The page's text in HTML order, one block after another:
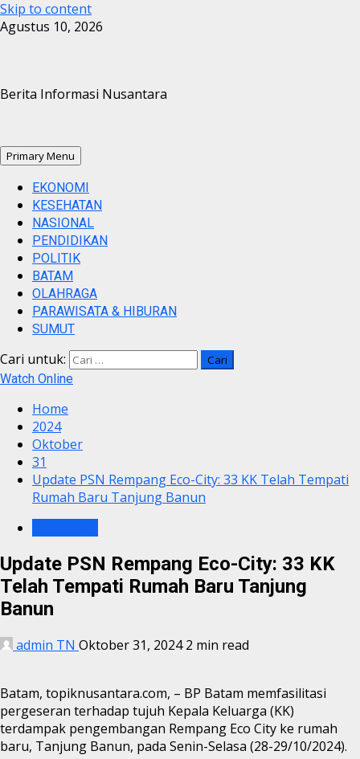
Skip to content
Agustus 10, 2026
Berita Informasi Nusantara
Primary Menu
EKONOMI
KESEHATAN
NASIONAL
PENDIDIKAN
POLITIK
BATAM
OLAHRAGA
PARAWISATA & HIBURAN
SUMUT
Cari untuk:
Watch Online
Home
2024
Oktober
31
Update PSN Rempang Eco-City: 33 KK Telah Tempati
Rumah Baru Tanjung Banun
Update PSN Rempang Eco-City: 33 KK
Telah Tempati Rumah Baru Tanjung
Banun
admin TN Oktober 31, 20242 min read
Batam, topiknusantara.com, – BP Batam memfasilitasi
pergeseran terhadap tujuh Kepala Keluarga (KK)
terdampak pengembangan Rempang Eco City ke rumah
baru, Tanjung Banun, pada Senin-Selasa (28-29/10/2024).